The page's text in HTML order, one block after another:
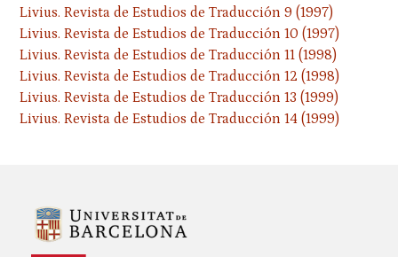
Livius. Revista de Estudios de Traducción 9 (1997)
Livius. Revista de Estudios de Traducción 10 (1997)
Livius. Revista de Estudios de Traducción 11 (1998)
Livius. Revista de Estudios de Traducción 12 (1998)
Livius. Revista de Estudios de Traducción 13 (1999)
Livius. Revista de Estudios de Traducción 14 (1999)